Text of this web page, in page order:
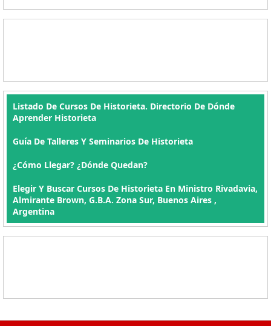
Listado De Cursos De Historieta. Directorio De Dónde
Aprender Historieta
Guía De Talleres Y Seminarios De Historieta
¿Cómo Llegar? ¿Dónde Quedan?
Elegir Y Buscar Cursos De Historieta En Ministro Rivadavia,
Almirante Brown, G.B.A. Zona Sur, Buenos Aires ,
Argentina